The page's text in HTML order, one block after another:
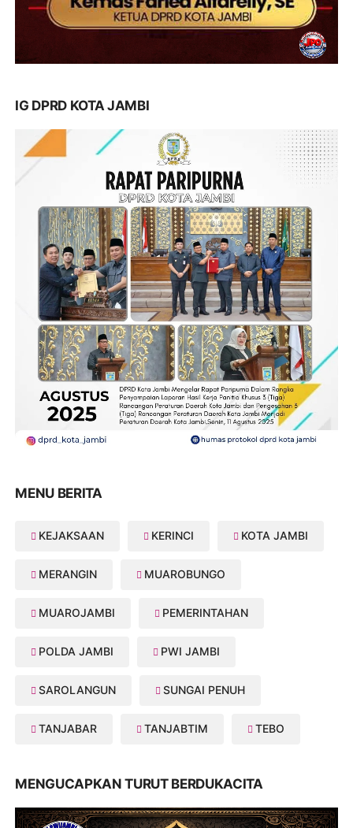
IG DPRD KOTA JAMBI
MENU BERITA
KEJAKSAAN KERINCI KOTA JAMBI
MERANGIN MUAROBUNGO
MUAROJAMBI PEMERINTAHAN
POLDA JAMBI PWI JAMBI
SAROLANGUN SUNGAI PENUH
TANJABAR TANJABTIM TEBO
MENGUCAPKAN TURUT BERDUKACITA